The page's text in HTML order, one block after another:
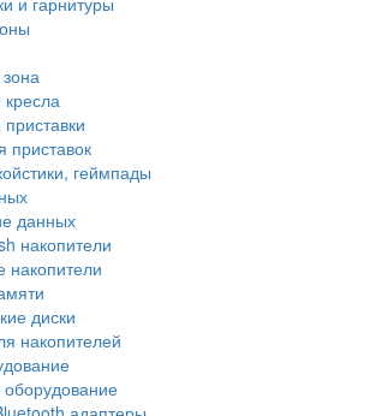
приставок
геймпады
данных
накопители
накопители
диски
накопителей